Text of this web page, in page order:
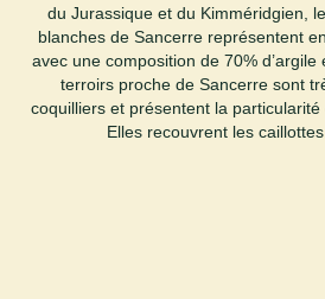
du Jurassique et du Kimméridgien,
blanches de Sancerre représentent
avec une composition de 70%
terroirs proche de Sancerre sont
coquilliers et présentent la particularité
Elles recouvrent les